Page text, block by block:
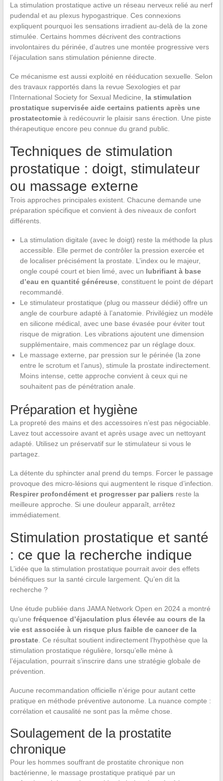
La stimulation prostatique active un réseau nerveux relié au nerf
pudendal et au plexus hypogastrique. Ces connexions
expliquent pourquoi les sensations irradient au-delà de la zone
stimulée. Certains hommes décrivent des contractions
involontaires du périnée, d’autres une montée progressive vers
l’éjaculation sans stimulation pénienne directe.
Ce mécanisme est aussi exploité en rééducation sexuelle. Selon
des travaux rapportés dans la revue Sexologies et par
l’International Society for Sexual Medicine, la stimulation
prostatique supervisée aide certains patients après une
prostatectomieà redécouvrir le plaisir sans érection. Une piste
thérapeutique encore peu connue du grand public.
Techniques de stimulation
prostatique : doigt, stimulateur
ou massage externe
Trois approches principales existent. Chacune demande une
préparation spécifique et convient à des niveaux de confort
différents.
La stimulation digitale (avec le doigt) reste la méthode la plus
accessible. Elle permet de contrôler la pression exercée et
de localiser précisément la prostate. L’index ou le majeur,
ongle coupé court et bien limé, avec un lubrifiant à base
d’eau en quantité généreuse, constituent le point de départ
recommandé.
Le stimulateur prostatique (plug ou masseur dédié) offre un
angle de courbure adapté à l’anatomie. Privilégiez un modèle
en silicone médical, avec une base évasée pour éviter tout
risque de migration. Les vibrations ajoutent une dimension
supplémentaire, mais commencez par un réglage doux.
Le massage externe, par pression sur le périnée (la zone
entre le scrotum et l’anus), stimule la prostate indirectement.
Moins intense, cette approche convient à ceux qui ne
souhaitent pas de pénétration anale.
Préparation et hygiène
La propreté des mains et des accessoires n’est pas négociable.
Lavez tout accessoire avant et après usage avec un nettoyant
adapté. Utilisez un préservatif sur le stimulateur si vous le
partagez.
La détente du sphincter anal prend du temps. Forcer le passage
provoque des micro-lésions qui augmentent le risque d’infection.
Respirer profondément et progresser par paliers reste la
meilleure approche. Si une douleur apparaît, arrêtez
immédiatement.
Stimulation prostatique et santé
: ce que la recherche indique
L’idée que la stimulation prostatique pourrait avoir des effets
bénéfiques sur la santé circule largement. Qu’en dit la
recherche ?
Une étude publiée dans JAMA Network Open en 2024 a montré
qu’une fréquence d’éjaculation plus élevée au cours de la
vie est associée à un risque plus faible de cancer de la
prostate. Ce résultat soutient indirectement l’hypothèse que la
stimulation prostatique régulière, lorsqu’elle mène à
l’éjaculation, pourrait s’inscrire dans une stratégie globale de
prévention.
Aucune recommandation officielle n’érige pour autant cette
pratique en méthode préventive autonome. La nuance compte :
corrélation et causalité ne sont pas la même chose.
Soulagement de la prostatite
chronique
Pour les hommes souffrant de prostatite chronique non
bactérienne, le massage prostatique pratiqué par un